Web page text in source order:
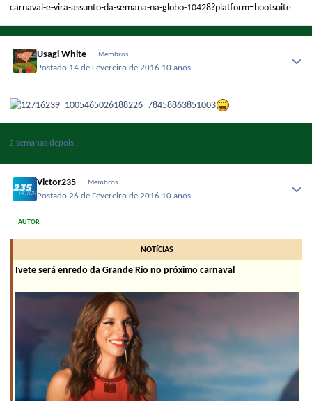
carnaval-e-vira-assunto-da-semana-na-globo-10428?platform=hootsuite
Usagi White Membros
Postado 14 de Fevereiro de 2016 10 anos
2 semanas depois...
Victor235 Membros
Postado26 de Fevereiro de 2016 10 anos
AUTOR
NOTÍCIAS
Ivete será enredo da Grande Rio no próximo carnaval